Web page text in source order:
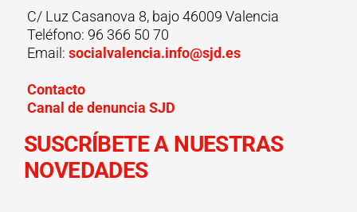
C/ Luz Casanova 8, bajo 46009 Valencia
Teléfono: 96 366 50 70
Email:socialvalencia.info@sjd.es
Contacto
Canal de denuncia SJD
SUSCRÍBETE A NUESTRAS
NOVEDADES